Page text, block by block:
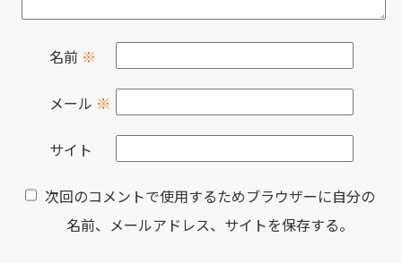
名前 ※
メール ※
サイト
次回のコメントで使用するためブラウザーに自分の
名前、メールアドレス、サイトを保存する。